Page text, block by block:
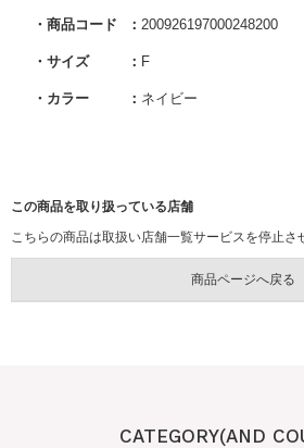
商品コード 200926197000248200
サイズ F
カラー ネイビー
この商品を取り扱っている店舗
こちらの商品は取扱い店舗一覧サービスを停止さ
CATEGORY(AND